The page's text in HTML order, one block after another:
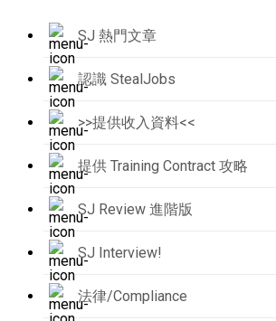
SJ 熱門文章
認識 StealJobs
>>提供收入資料<<
提供 Training Contract 攻略
SJ Review 進階版
SJ Interview!
法律/Compliance